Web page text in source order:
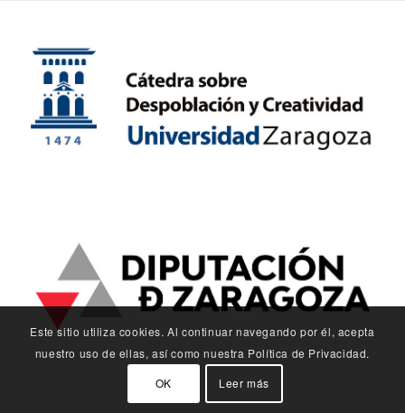
Este sitio utiliza cookies. Al continuar navegando por él, acepta
nuestro uso de ellas, así como nuestra Política de Privacidad.
OK
Leer más